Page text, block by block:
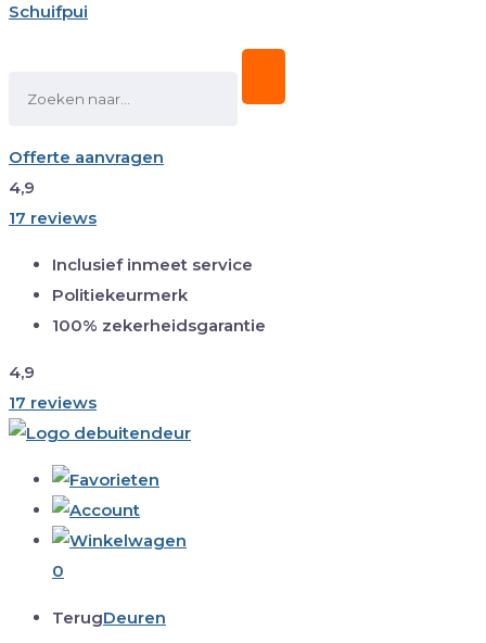
Schuifpui
Offerte aanvragen
4,9
17 reviews
Inclusief inmeet service
Politiekeurmerk
100% zekerheidsgarantie
4,9
17 reviews
0
TerugDeuren